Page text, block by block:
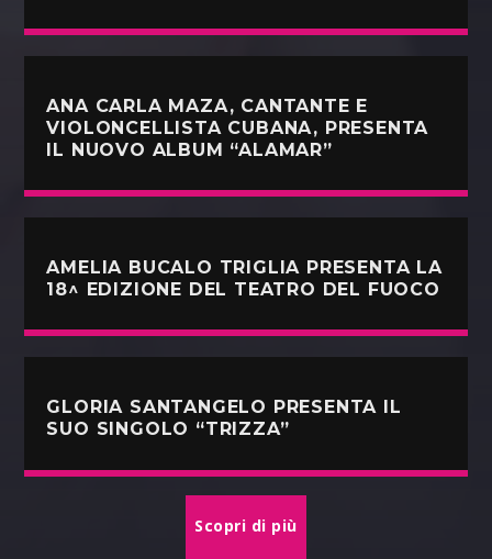
ANA CARLA MAZA, CANTANTE E
VIOLONCELLISTA CUBANA, PRESENTA
IL NUOVO ALBUM “ALAMAR”
AMELIA BUCALO TRIGLIA PRESENTA LA
18^ EDIZIONE DEL TEATRO DEL FUOCO
GLORIA SANTANGELO PRESENTA IL
SUO SINGOLO “TRIZZA”
Scopri di più